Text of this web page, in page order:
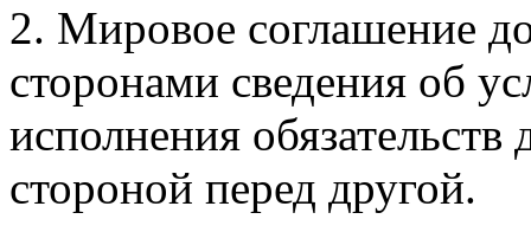
2. Мировое соглашение
сторонами сведения об
исполнения
стороной перед другой.